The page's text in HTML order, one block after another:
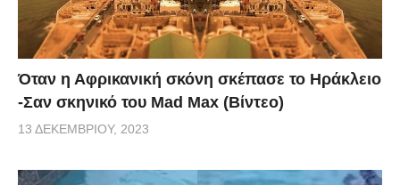
Όταν η Αφρικανική σκόνη σκέπασε το Ηράκλειο
-Σαν σκηνικό του Mad Max (Βίντεο)
13 ΔΕΚΕΜΒΡΊΟΥ, 2023